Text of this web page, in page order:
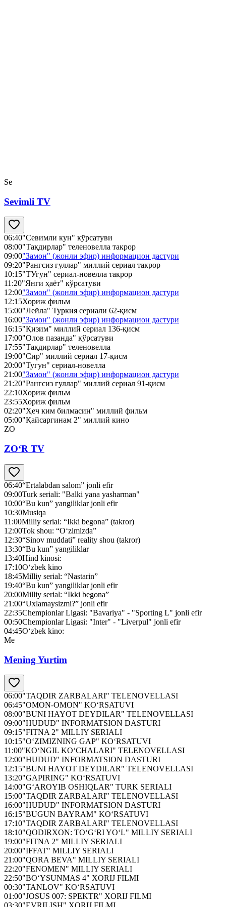
Se
Sevimli TV
06:40"Севимли кун" кўрсатуви
08:00"Тақдирлар" теленовелла такрор
09:00"Замон" (жонли эфир) информацион дастури
09:20"Рангсиз гуллар" миллий сериал такрор
10:15"ТУгун" сериал-новелла такрор
11:20"Янги ҳаёт" кўрсатуви
12:00"Замон" (жонли эфир) информацион дастури
12:15Хориж фильм
15:00"Лейла" Туркия сериали 62-қисм
16:00"Замон" (жонли эфир) информацион дастури
16:15"Қизим" миллий сериал 136-қисм
17:00"Олов пазанда" кўрсатуви
17:55"Тақдирлар" теленовелла
19:00"Сир" миллий сериал 17-қисм
20:00"Тугун" сериал-новелла
21:00"Замон" (жонли эфир) информацион дастури
21:20"Рангсиз гуллар" миллий сериал 91-қисм
22:10Хориж фильм
23:55Хориж фильм
02:20"Ҳеч ким билмасин" миллий фильм
05:00"Қайсаргинам 2" миллий кино
ZO
ZO‘R TV
06:40“Ertalabdan salom” jonli efir
09:00Turk seriali: "Balki yana yasharman"
10:00“Bu kun” yangiliklar jonli efir
10:30Musiqa
11:00Milliy serial: “Ikki begona” (takror)
12:00Tok shou: “O‘zimizda”
12:30“Sinov muddati” reality shou (takror)
13:30“Bu kun” yangiliklar
13:40Hind kinosi:
17:10O‘zbek kino
18:45Milliy serial: “Nastarin”
19:40“Bu kun” yangiliklar jonli efir
20:00Milliy serial: “Ikki begona”
21:00“Uxlamaysizmi?” jonli efir
22:35Chempionlar Ligasi: "Bavariya" - "Sporting L" jonli efir
00:50Chempionlar Ligasi: "Inter" - "Liverpul" jonli efir
04:45O‘zbek kino:
Me
Mening Yurtim
06:00"TAQDIR ZARBALARI" TELENOVELLASI
06:45"OMON-OMON" KO‘RSATUVI
08:00"BUNI HAYOT DEYDILAR" TELENOVELLASI
09:00"HUDUD" INFORMATSION DASTURI
09:15"FITNA 2" MILLIY SERIALI
10:15"O‘ZIMIZNING GAP" KO‘RSATUVI
11:00"KO‘NGIL KO‘CHALARI" TELENOVELLASI
12:00"HUDUD" INFORMATSION DASTURI
12:15"BUNI HAYOT DEYDILAR" TELENOVELLASI
13:20"GAPIRING" KO‘RSATUVI
14:00"G‘AROYIB OSHIQLAR" TURK SERIALI
15:00"TAQDIR ZARBALARI" TELENOVELLASI
16:00"HUDUD" INFORMATSION DASTURI
16:15"BUGUN BAYRAM" KO‘RSATUVI
17:10"TAQDIR ZARBALARI" TELENOVELLASI
18:10"QODIRXON: TO‘G‘RI YO‘L" MILLIY SERIALI
19:00"FITNA 2" MILLIY SERIALI
20:00"IFFAT" MILLIY SERIALI
21:00"QORA BEVA" MILLIY SERIALI
22:20"FENOMEN" MILLIY SERIALI
22:50"BO‘YSUNMAS 4" XORIJ FILMI
00:30"TANLOV" KO‘RSATUVI
01:00"JOSUS 007: SPEKTR" XORIJ FILMI